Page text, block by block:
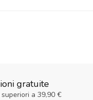
gratuite
a 39,90 €